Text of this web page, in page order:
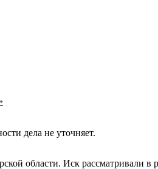
дела не уточняет.
области. Иск рассматривали